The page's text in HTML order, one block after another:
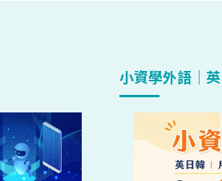
小資學外語｜